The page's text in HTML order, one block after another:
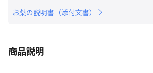
お薬の説明書（添付文書）
商品説明